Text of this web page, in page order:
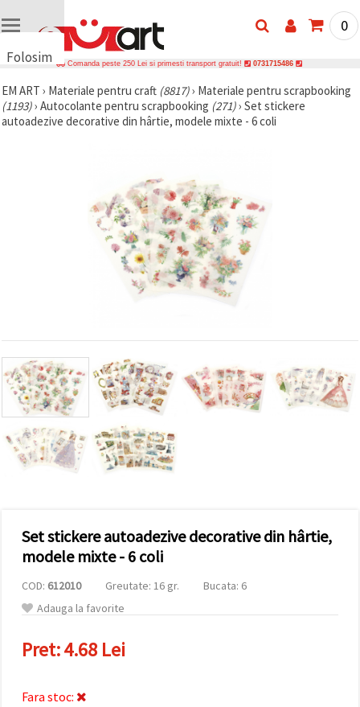
Folosim
uri
🍪 Folosim
cookie-uri
afișa
conținut și
reclame
mai
relevante,
ajutorul
partenerilor
noștri de
utilizați
toate
cookie -
clic pe
toate!" Sau
preferințele
cookie -uri
0
Comanda peste 250 Lei si primesti transport gratuit! 0731715486
EM ART › Materiale pentru craft (8817)› Materiale pentru scrapbooking
(1193)› Autocolante pentru scrapbooking (271)› Set stickere
autoadezive decorative din hârtie, modele mixte - 6 coli
Set stickere autoadezive decorative din hârtie,
modele mixte - 6 coli
COD: 612010 Greutate: 16 gr.
Bucata: 6
Adauga la favorite
Pret:4.68 Lei
Fara stoc: